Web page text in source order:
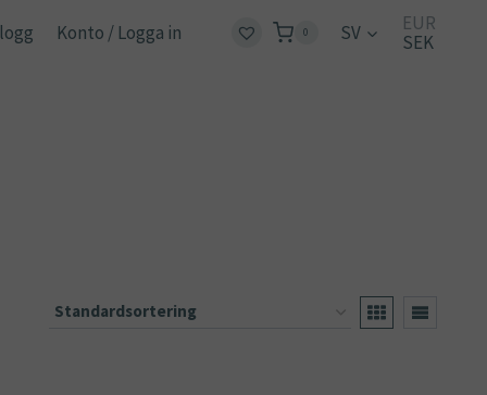
Konto / Logga in 0 SV
EUR
SEK